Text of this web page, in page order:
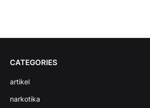
CATEGORIES
artikel
narkotika